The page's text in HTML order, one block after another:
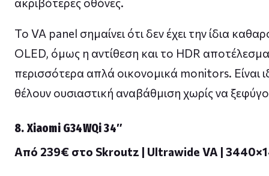
Το VA panel σημαίνει ότι δεν έχει την ίδια
OLED, όμως η αντίθεση και το HDR
περισσότερα απλά οικονομικά monitors. Είναι
θέλουν ουσιαστική αναβάθμιση χωρίς να
8. Xiaomi G34WQi 34″
Από 239€ στο Skroutz | Ultrawide VA |